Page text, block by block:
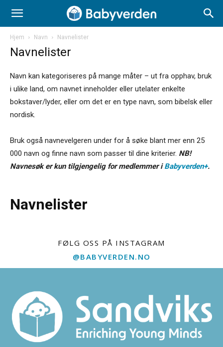
Hjem Navn Navnelister
Navnelister
Navn kan kategoriseres på mange måter – ut fra opphav, bruk
i ulike land, om navnet inneholder eller utelater enkelte
bokstaver/lyder, eller om det er en type navn, som bibelsk eller
nordisk.
Bruk også navnevelgeren under for å søke blant mer enn 25
000 navn og finne navn som passer til dine kriterier. NB!
Navnesøk er kun tilgjengelig for medlemmer iBabyverden+.
Navnelister
FØLG OSS PÅ INSTAGRAM
@BABYVERDEN.NO